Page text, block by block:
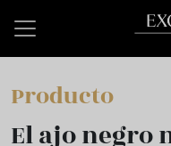
Producto
El ajo negro